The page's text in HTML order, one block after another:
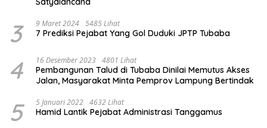
3 9 Maret 2024 5485 Lihat
7 Prediksi Pejabat Yang Gol Duduki JPTP Tubaba
4 16 Desember 2023 4801 Lihat
Pembangunan Talud di Tubaba Dinilai Memutus Akses
Jalan, Masyarakat Minta Pemprov Lampung Bertindak
5 5 Januari 2022 4632 Lihat
Hamid Lantik Pejabat Administrasi Tanggamus